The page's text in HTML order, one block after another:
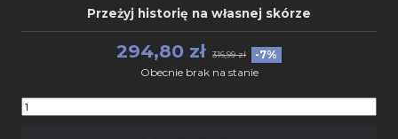
Przeżyj historię na własnej skórze
294,80 zł 316,99 zł
-7%
Obecnie brak na stanie